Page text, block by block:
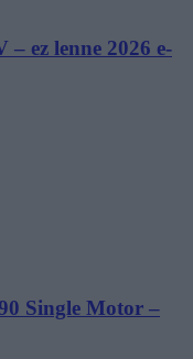
ez lenne 2026 e-
Single Motor –